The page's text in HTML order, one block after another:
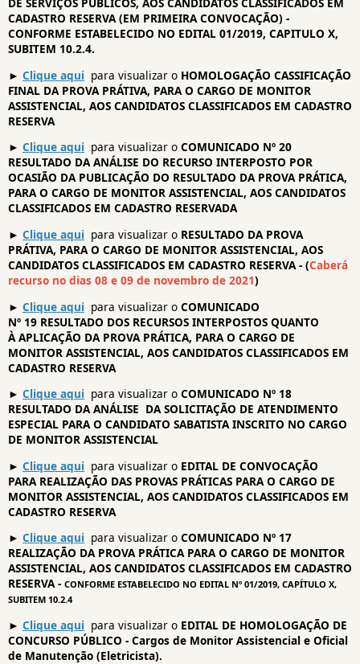
CADASTRO RESERVA (EM PRIMEIRA CONVOCAÇÃO) -
CONFORME ESTABELECIDO NO EDITAL 01/2019, CAPITULO X,
SUBITEM 10.2.4.
► Clique aqui para visualizar o HOMOLOGAÇÃO CASSIFICAÇÃO
FINAL DA PROVA PRÁTIVA, PARA O CARGO DE MONITOR
ASSISTENCIAL, AOS CANDIDATOS CLASSIFICADOS EM CADASTRO
RESERVA
► Clique aqui para visualizar o COMUNICADO Nº 20
RESULTADO DA ANÁLISE DO RECURSO INTERPOSTO POR
OCASIÃO DA PUBLICAÇÃO DO RESULTADO DA PROVA PRÁTICA,
PARA O CARGO DE MONITOR ASSISTENCIAL, AOS CANDIDATOS
CLASSIFICADOS EM CADASTRO RESERVADA
► Clique aqui para visualizar o RESULTADO DA PROVA
PRÁTIVA, PARA O CARGO DE MONITOR ASSISTENCIAL, AOS
CANDIDATOS CLASSIFICADOS EM CADASTRO RESERVA - (Caberá
recurso no dias 08 e 09 de novembro de 2021)
► Clique aqui para visualizar o COMUNICADO
Nº 19 RESULTADO DOS RECURSOS INTERPOSTOS QUANTO
À APLICAÇÃO DA PROVA PRÁTICA, PARA O CARGO DE
MONITOR ASSISTENCIAL, AOS CANDIDATOS CLASSIFICADOS EM
CADASTRO RESERVA
► Clique aqui para visualizar o COMUNICADO Nº 18
RESULTADO DA ANÁLISE DA SOLICITAÇÃO DE ATENDIMENTO
ESPECIAL PARA O CANDIDATO SABATISTA INSCRITO NO CARGO
DE MONITOR ASSISTENCIAL
► Clique aqui para visualizar o EDITAL DE CONVOCAÇÃO
PARA REALIZAÇÃO DAS PROVAS PRÁTICAS PARA O CARGO DE
MONITOR ASSISTENCIAL, AOS CANDIDATOS CLASSIFICADOS EM
CADASTRO RESERVA
► Clique aqui para visualizar o COMUNICADO Nº 17
REALIZAÇÃO DA PROVA PRÁTICA PARA O CARGO DE MONITOR
ASSISTENCIAL, AOS CANDIDATOS CLASSIFICADOS EM CADASTRO
RESERVA - CONFORME ESTABELECIDO NO EDITAL Nº 01/2019, CAPÍTULO X,
SUBITEM 10.2.4
► Clique aqui para visualizar o EDITAL DE HOMOLOGAÇÃO DE
CONCURSO PÚBLICO - Cargos de Monitor Assistencial e Oficial
de Manutenção (Eletricista).